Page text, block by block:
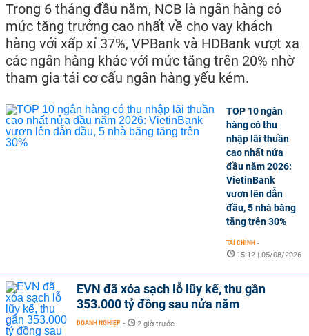
Trong 6 tháng đầu năm, NCB là ngân hàng có
mức tăng trưởng cao nhất về cho vay khách
hàng với xấp xỉ 37%, VPBank và HDBank vượt xa
các ngân hàng khác với mức tăng trên 20% nhờ
tham gia tái cơ cấu ngân hàng yếu kém.
TOP 10 ngân
hàng có thu
nhập lãi thuần
cao nhất nửa
đầu năm 2026:
VietinBank
vươn lên dẫn
đầu, 5 nhà băng
tăng trên 30%
TÀI CHÍNH -
15:12 | 05/08/2026
EVN đã xóa sạch lỗ lũy kế, thu gần
353.000 tỷ đồng sau nửa năm
DOANH NGHIỆP - 2 giờ trước